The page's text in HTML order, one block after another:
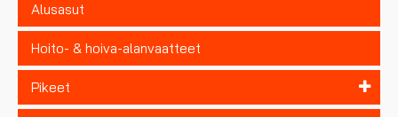
Alusasut
Hoito- & hoiva-alanvaatteet
Pikeet